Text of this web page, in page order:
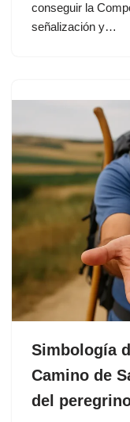
conseguir la
señalización y…
Simbología
Camino de
del